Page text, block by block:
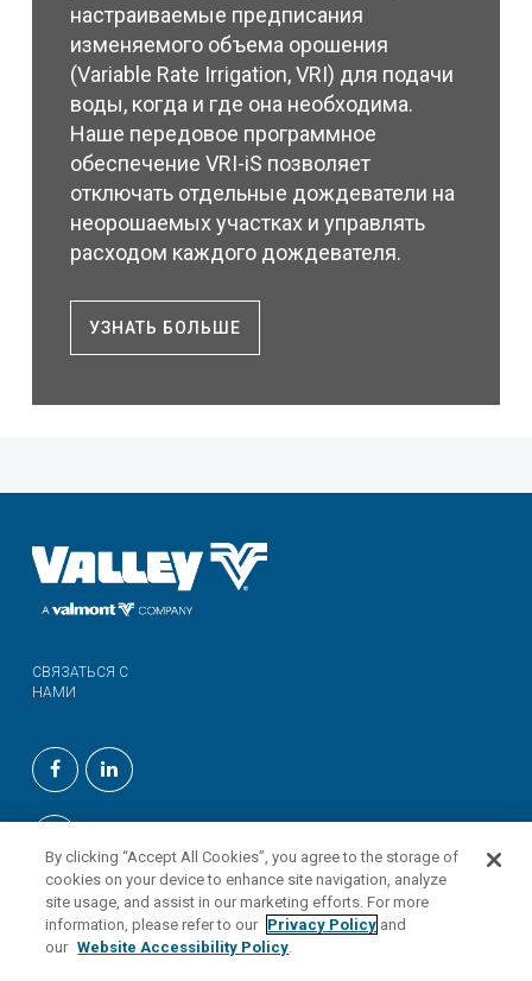
настраиваемые предписания
изменяемого объема орошения
(Variable Rate Irrigation, VRI) для подачи
воды, когда и где она необходима.
Наше передовое программное
обеспечение VRI-iS позволяет
отключать отдельные дождеватели на
неорошаемых участках и управлять
расходом каждого дождевателя.
УЗНАТЬ БОЛЬШЕ
СВЯЗАТЬСЯ С
НАМИ
By clicking “Accept All Cookies”, you agree to the storage of
cookies on your device to enhance site navigation, analyze
site usage, and assist in our marketing efforts. For more
information, please refer to our Privacy Policy and
our Website Accessibility Policy.